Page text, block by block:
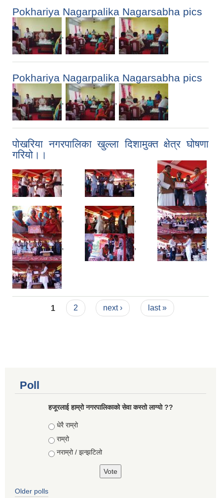
Pokhariya Nagarpalika Nagarsabha pics
, ,
Pokhariya Nagarpalika Nagarsabha pics
, ,
पोखरिया नगरपालिका खुल्ला दिशामुक्त क्षेत्र घोषणा
गरियो।।
, , ,
, , ,
, , ,
Pages
1 2 next › last »
Poll
हजूरलाई हाम्रो नगरपालिकाको सेवा कस्तो लाग्यो ??
Choices
धेरै राम्रो
राम्रो
नराम्रो / झन्झटिलो
Older polls